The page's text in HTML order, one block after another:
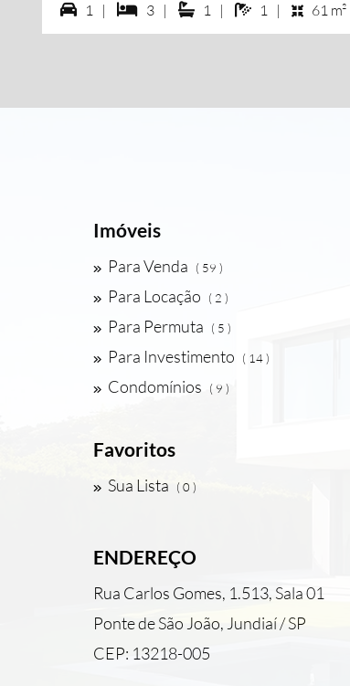
1 vagas na garagem
1 | 3 dormiórios
3 | 1 suítes
1 | 1 banheiros
1 | 61 m²
Imóveis
Para Venda ( 59 )
Para Locação ( 2 )
Para Permuta ( 5 )
Para Investimento ( 14 )
Condomínios ( 9 )
Favoritos
Sua Lista ( 0 )
ENDEREÇO
Rua Carlos Gomes, 1.513, Sala 01
Ponte de São João, Jundiaí / SP
CEP: 13218-005